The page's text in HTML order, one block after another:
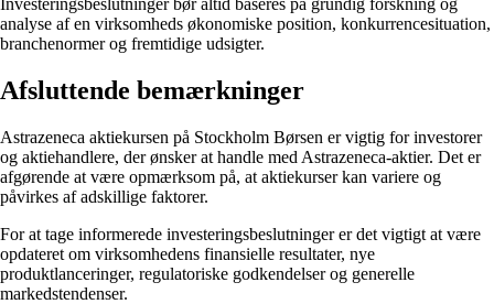
analyse af en virksomheds økonomiske position, konkurrencesituation,
branchenormer og fremtidige udsigter.
Afsluttende bemærkninger
Astrazeneca aktiekursen på Stockholm Børsen er vigtig for investorer
og aktiehandlere, der ønsker at handle med Astrazeneca-aktier. Det er
afgørende at være opmærksom på, at aktiekurser kan variere og
påvirkes af adskillige faktorer.
For at tage informerede investeringsbeslutninger er det vigtigt at være
opdateret om virksomhedens finansielle resultater, nye
produktlanceringer, regulatoriske godkendelser og generelle
markedstendenser.